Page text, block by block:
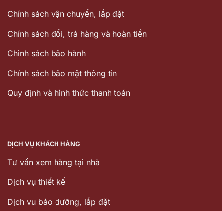
Chính sách vận chuyển, lắp đặt
Chính sách đổi, trả hàng và hoàn tiền
Chinh sách bảo hành
Chính sách bảo mật thông tin
Quy định và hình thức thanh toán
DỊCH VỤ KHÁCH HÀNG
Tư vấn xem hàng tại nhà
Dịch vụ thiết kế
Dịch vu bảo dưỡng, lắp đặt